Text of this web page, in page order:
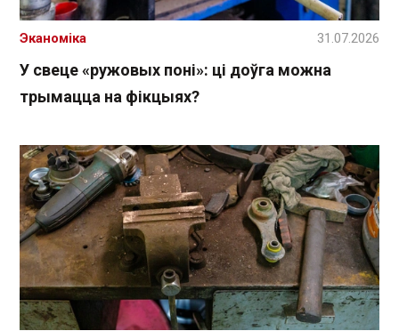
У свеце «ружовых поні»: ці доўга можна
трымацца на фікцыях?
Эканоміка 31.07.2026